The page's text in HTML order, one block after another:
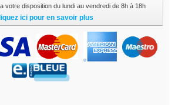
votre disposition du lundi au vendredi de 8h à 18h
ici pour en savoir plus